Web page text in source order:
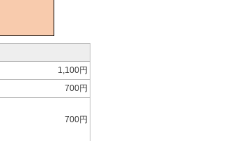
1,100円
700円
700円